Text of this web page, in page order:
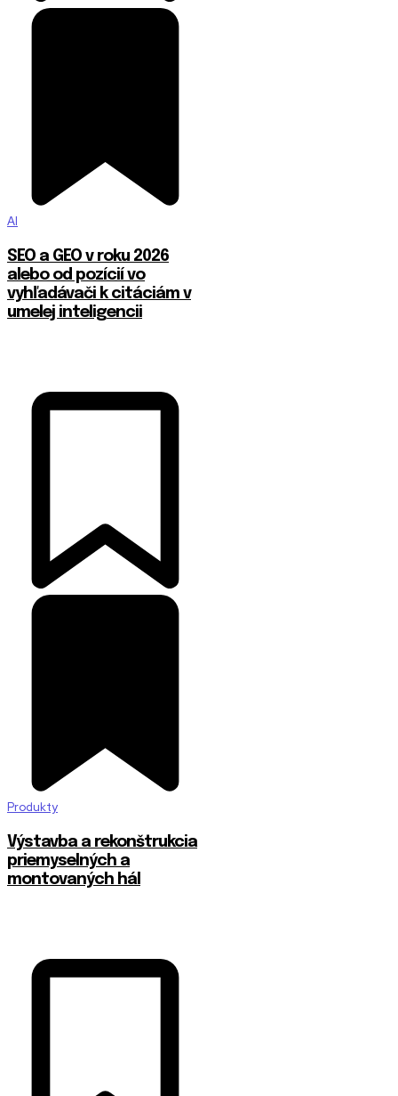
AI
SEO a GEO v roku 2026
alebo od pozícií vo
vyhľadávači k citáciám v
umelej inteligencii
Produkty
Výstavba a rekonštrukcia
priemyselných a
montovaných hál